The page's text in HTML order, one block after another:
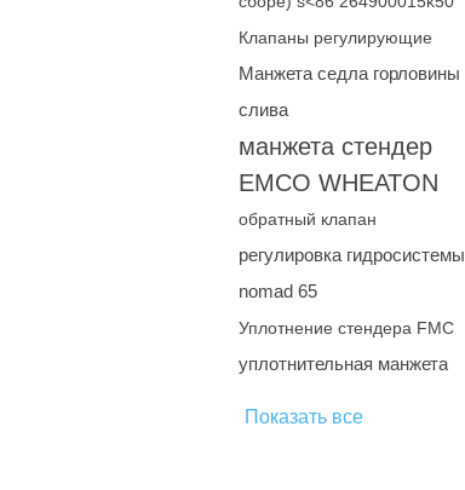
Клапаны регулирующие
Манжета седла горловины
слива
манжета стендер
EMCO WHEATON
обратный клапан
регулировка гидросистемы
nomad 65
Уплотнение стендера FMC
уплотнительная манжета
Показать все